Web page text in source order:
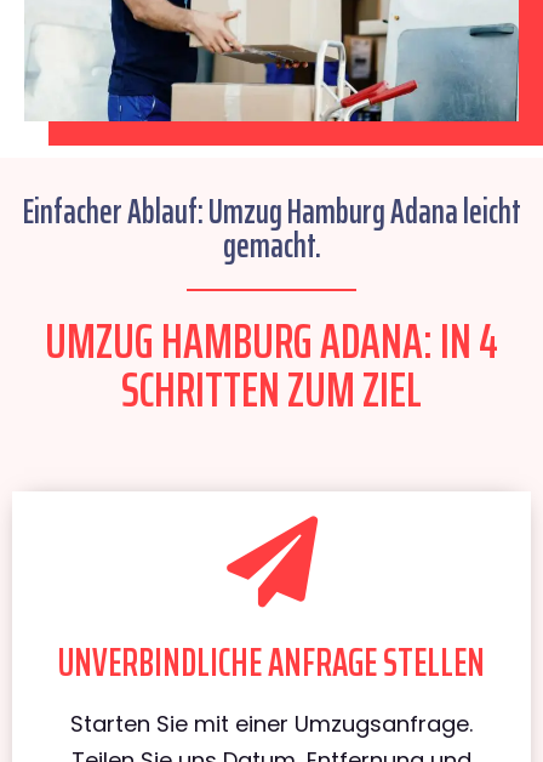
Einfacher Ablauf: Umzug Hamburg Adana leicht
gemacht.
UMZUG HAMBURG ADANA: IN 4
SCHRITTEN ZUM ZIEL
UNVERBINDLICHE ANFRAGE STELLEN
Starten Sie mit einer Umzugsanfrage.